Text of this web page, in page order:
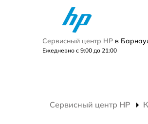
Сервисный центр HP в
Ежедневно с 9:00 до 21:00
Сервисный центр HP